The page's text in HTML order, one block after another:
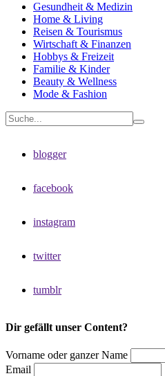
Gesundheit & Medizin
Home & Living
Reisen & Tourismus
Wirtschaft & Finanzen
Hobbys & Freizeit
Familie & Kinder
Beauty & Wellness
Mode & Fashion
blogger
facebook
instagram
twitter
tumblr
Dir gefällt unser Content?
Vorname oder ganzer Name
Email